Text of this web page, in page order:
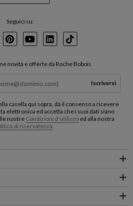
Seguici su:
Pinterest
YoutubeLinkedInTikTok
novità e offerte da Roche Bobois
Iscriversi
casella qui sopra, dà il consenso a ricevere
elettronica ed accetta che i suoi dati siano
nostre Condizioni d'utilizzoed alla nostra
di riservatezza